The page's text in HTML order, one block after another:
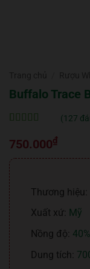
Buffalo Trace
trênđánh
giá
(127
750.000₫
Thương hiệu:
Xuất xứ: Mỹ
Nồng độ: 40%
Dung tích: